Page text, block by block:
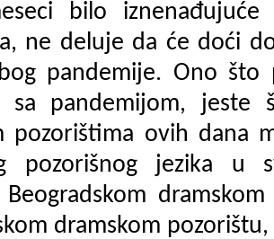
bilo
ne deluje da će doći
pandemije. Ono
sa pandemijom, jeste
pozorištima ovih dana
pozorišnog jezika u
dramskom